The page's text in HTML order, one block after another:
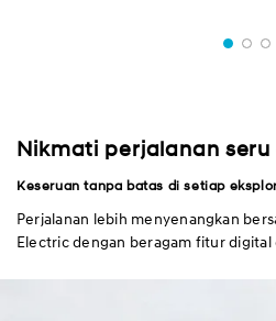
Nikmati perjalanan
Keseruan tanpa batas di setiap
Perjalanan lebih menyenangkan
Electric dengan beragam fitur